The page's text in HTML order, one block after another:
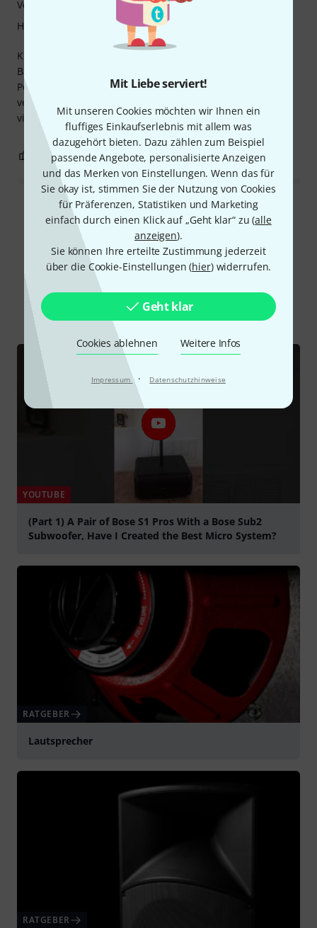
Mit Liebe serviert!
Mit unseren Cookies möchten wir Ihnen ein
fluffiges Einkaufserlebnis mit allem was
dazugehört bieten. Dazu zählen zum Beispiel
passende Angebote, personalisierte Anzeigen
und das Merken von Einstellungen. Wenn das für
Sie okay ist, stimmen Sie der Nutzung von Cookies
für Präferenzen, Statistiken und Marketing
einfach durch einen Klick auf „Geht klar“ zu (alle
anzeigen).
Sie können Ihre erteilte Zustimmung jederzeit
über die Cookie-Einstellungen (hier) widerrufen.
Geht klar
Cookies ablehnen Weitere Infos
Impressum · Datenschutzhinweise
Kurz und knapp. Es ist im Moment das mächtigste
Bassmodul von Bose. Sie haben es wieder geschafft
Portabilität, Kompaktheit und großartigen Sound zu
vereinen. Im Vergleich zum Sub 1 ist der Sub 2 um ein
vielfaches, kräftiger und belastbarer.
Verarbeitung
Handling
0 BEWERTUNG MELDEN
Alle Bewertungen lesen
Schon gewusst?
Ratgeber
YOUTUBE
(Part 1) A Pair of Bose S1 Pros With a Bose Sub2
Subwoofer, Have I Created the Best Micro System?
RATGEBER
Lautsprecher
RATGEBER